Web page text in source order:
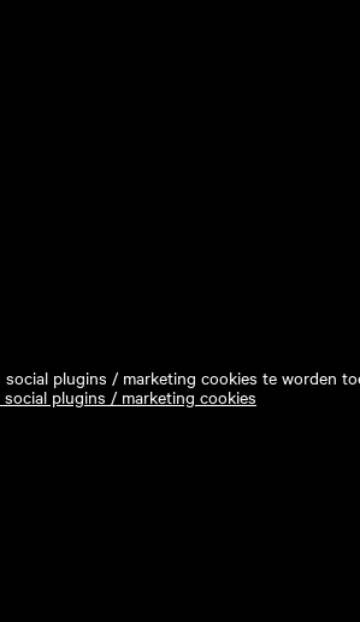
plugins / marketing cookies te worden
plugins / marketing cookies